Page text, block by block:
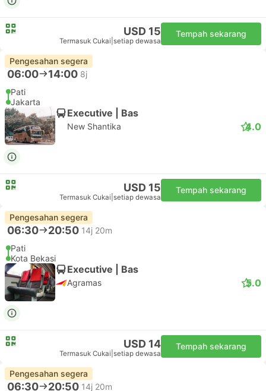
USD 15
Termasuk Cukai setiap dewasa
Tempah sekarang
Pengesahan segera
06:00 14:00 8j
Pati
Jakarta
Executive | Bas
New Shantika 4.0
USD 15
Termasuk Cukai setiap dewasa
Tempah sekarang
Pengesahan segera
06:30 20:50 14j 20m
Pati
Kota Bekasi
Executive | Bas
Agramas 5.0
USD 14
Termasuk Cukai setiap dewasa
Tempah sekarang
Pengesahan segera
06:30 20:50 14j 20m